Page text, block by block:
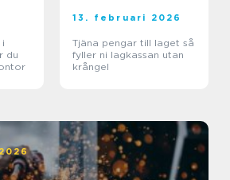
13. februari 2026
Tjäna pengar till laget så
fyller ni lagkassan utan
krångel